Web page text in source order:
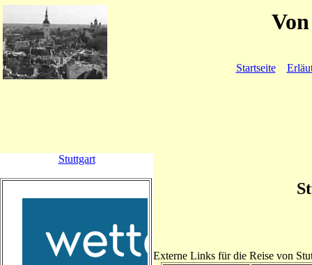
Startseite
Externe Links für die Reise von
Stuttgart